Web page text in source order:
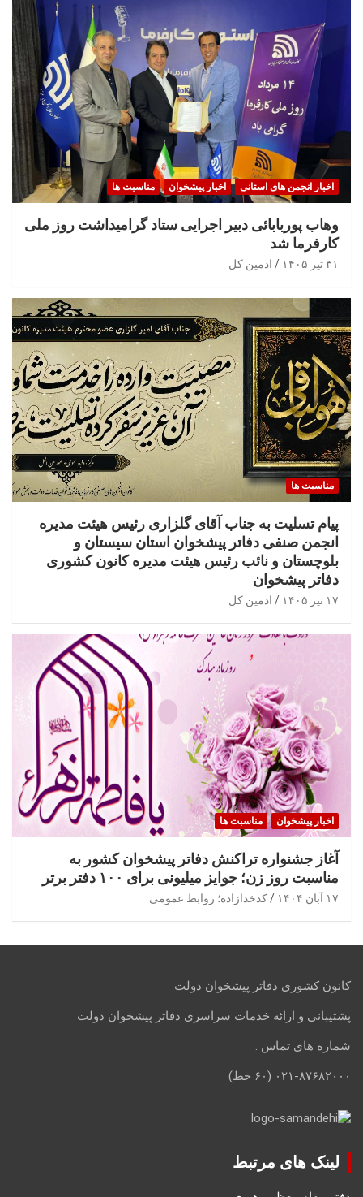
اخبار انجمن های استانی اخبار پیشخوان مناسبت ها
وهاب پوربابائی دبیر اجرایی ستاد گرامیداشت روز ملی
کارفرما شد
۳۱ تیر ۱۴۰۵ ادمین کل
مناسبت ها
پیام تسلیت به جناب آقای گلزاری رئیس هیئت مدیره
انجمن صنفی دفاتر پیشخوان استان سیستان و
بلوچستان و نائب رئیس هیئت مدیره کانون کشوری
دفاتر پیشخوان
۱۷ تیر ۱۴۰۵ ادمین کل
اخبار پیشخوان مناسبت ها
آغاز جشنواره تراکنش دفاتر پیشخوان کشور به
مناسبت روز زن؛ جوایز میلیونی برای ۱۰۰ دفتر برتر
۱۷ آبان ۱۴۰۴ کدخدازاده؛ روابط عمومی
کانون کشوری دفاتر پیشخوان دولت
پشتیبانی و ارائه خدمات سراسری دفاتر پیشخوان دولت
شماره های تماس :
۰۲۱-۸۷۶۸۲۰۰۰ (۶۰ خط)
لینک های مرتبط